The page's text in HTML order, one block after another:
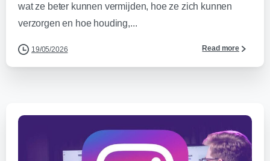
wat ze beter kunnen vermijden, hoe ze zich kunnen
verzorgen en hoe houding,...
19/05/2026 Read more